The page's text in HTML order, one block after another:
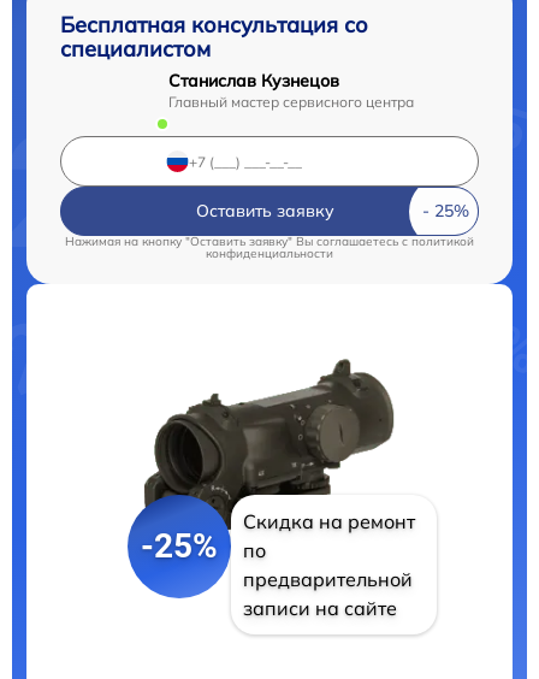
Бесплатная консультация со
специалистом
Станислав Кузнецов
Главный мастер сервисного центра
Оставить заявку
Нажимая на кнопку "Оставить заявку" Вы соглашаетесь c политикой
конфиденциальности
-25%
Скидка на ремонт
по
предварительной
записи на сайте